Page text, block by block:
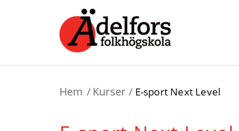
Hem Kurser E-sport Next Level